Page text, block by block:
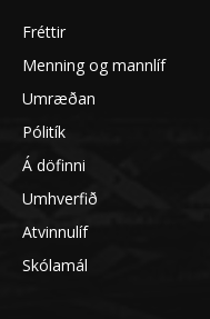
Fréttir
Menning og mannlíf
Umræðan
Pólitík
Á döfinni
Umhverfið
Atvinnulíf
Skólamál